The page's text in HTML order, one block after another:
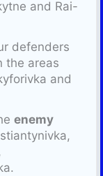
and Rai-
defenders
the areas
and
enemy